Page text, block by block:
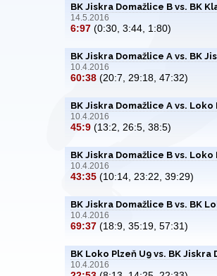
BK Jiskra Domažlice B vs. BK
14.5.2016
6:97 (0:30, 3:44, 1:80)
BK Jiskra Domažlice A vs. BK
10.4.2016
60:38 (20:7, 29:18, 47:32)
BK Jiskra Domažlice A vs. Loko
10.4.2016
45:9 (13:2, 26:5, 38:5)
BK Jiskra Domažlice B vs. Loko
10.4.2016
43:35 (10:14, 23:22, 39:29)
BK Jiskra Domažlice B vs. BK
10.4.2016
69:37 (18:9, 35:19, 57:31)
BK Loko Plzeň U9 vs. BK Jiskra
10.4.2016